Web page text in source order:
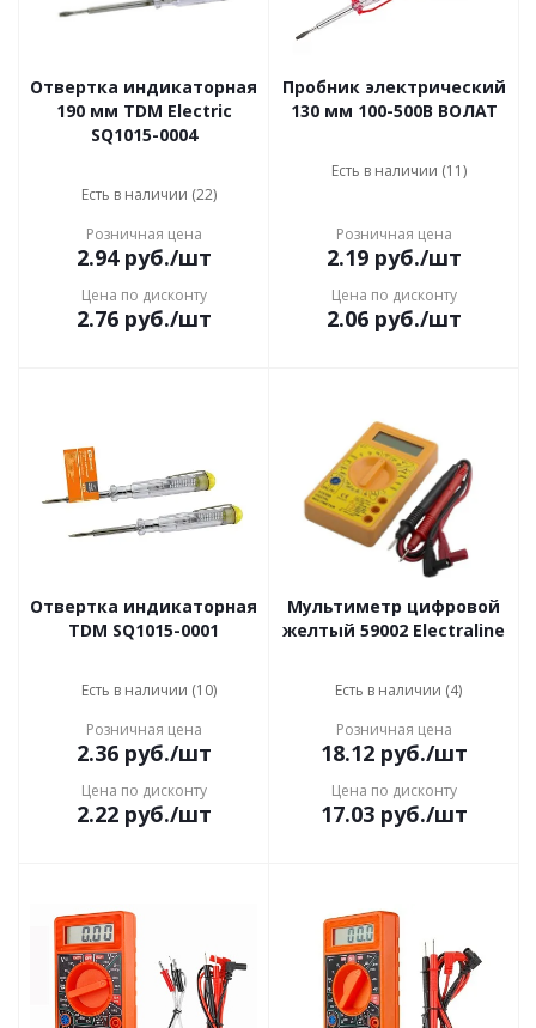
Отвертка индикаторная
190 мм TDM Electric
SQ1015-0004
Есть в наличии (22)
Розничная цена
2.94руб./шт
Цена по дисконту
2.76руб./шт
Пробник электрический
130 мм 100-500В ВОЛАТ
Есть в наличии (11)
Розничная цена
2.19руб./шт
Цена по дисконту
2.06руб./шт
Отвертка индикаторная
TDM SQ1015-0001
Есть в наличии (10)
Розничная цена
2.36руб./шт
Цена по дисконту
2.22руб./шт
Мультиметр цифровой
желтый 59002 Electraline
Есть в наличии (4)
Розничная цена
18.12руб./шт
Цена по дисконту
17.03руб./шт